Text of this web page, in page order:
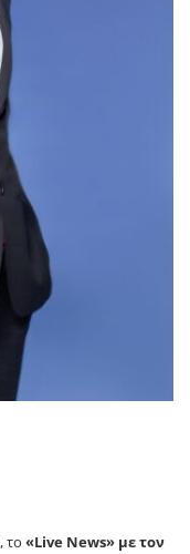
το «Live News» με τον